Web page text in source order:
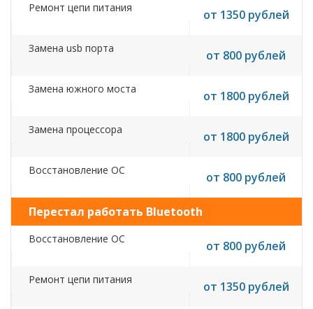
Ремонт цепи питания от 1350 рублей
Замена usb порта от 800 рублей
Замена южного моста от 1800 рублей
Замена процессора от 1800 рублей
Восстановление ОС от 800 рублей
Перестал работать Bluetooth
Восстановление ОС от 800 рублей
Ремонт цепи питания от 1350 рублей